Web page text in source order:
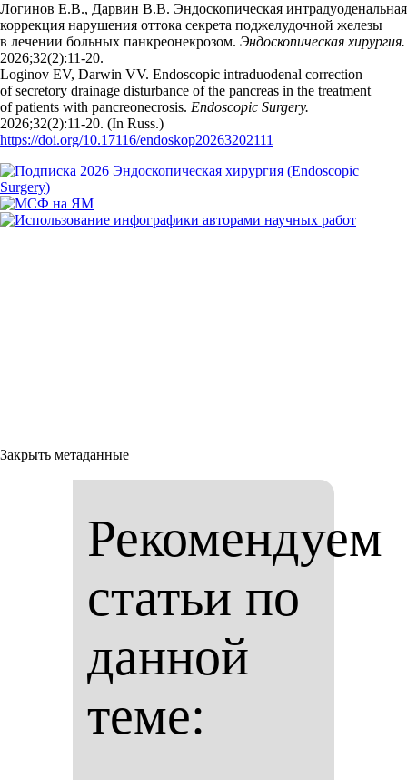
Логинов Е.В., Дарвин В.В. Эндоскопическая интрадуоденальная
коррекция нарушения оттока секрета поджелудочной железы
в лечении больных панкреонекрозом. Эндоскопическая хирургия.
2026;32(2):11‑20.
Loginov EV, Darwin VV. Endoscopic intraduodenal correction
of secretory drainage disturbance of the pancreas in the treatment
of patients with pancreonecrosis. Endoscopic Surgery.
2026;32(2):11‑20. (In Russ.)
https://doi.org/10.17116/endoskop20263202111
Закрыть метаданные
Рекомендуем
статьи по
данной
теме: